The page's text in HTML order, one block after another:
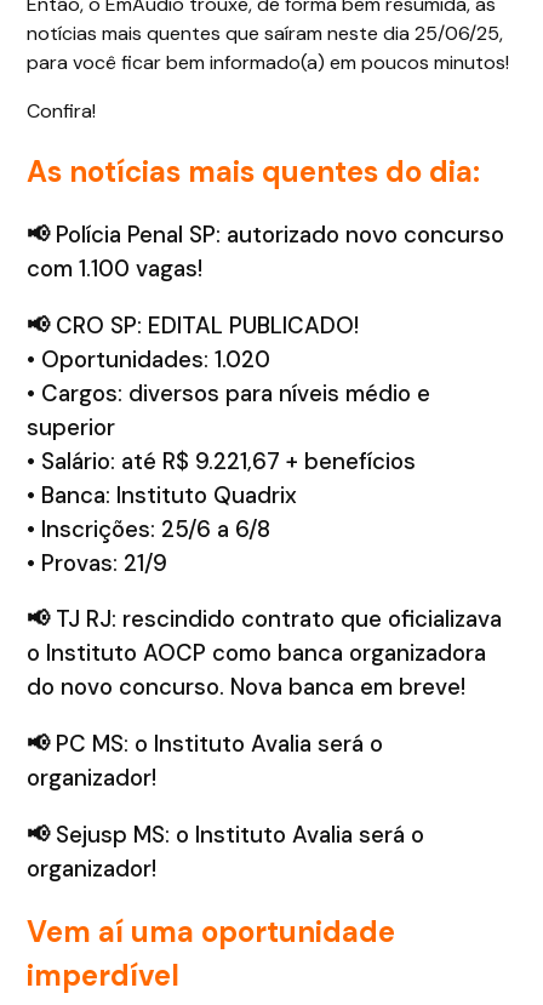
notícias mais quentes que saíram neste dia 25/06/25,
para você ficar bem informado(a) em poucos minutos!
Confira!
As notícias mais quentes do dia:
📢Polícia Penal SP: autorizado novo concurso
com 1.100 vagas!
📢CRO SP: EDITAL PUBLICADO!
• Oportunidades: 1.020
• Cargos: diversos para níveis médio e
superior
• Salário: até R$ 9.221,67 + benefícios
• Banca: Instituto Quadrix
• Inscrições: 25/6 a 6/8
• Provas: 21/9
📢TJ RJ: rescindido contrato que oficializava
o Instituto AOCP como banca organizadora
do novo concurso. Nova banca em breve!
📢PC MS: o Instituto Avalia será o
organizador!
📢Sejusp MS: o Instituto Avalia será o
organizador!
Vem aí uma oportunidade
imperdível